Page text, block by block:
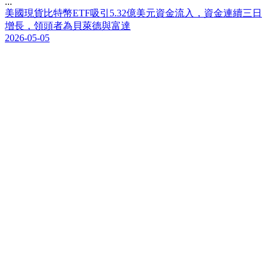
美國現貨比特幣ETF吸引 5.32億美元資金流入 ， 資金連續三 日
增長 ， 領頭者為 貝萊德與富達
2026-05-05